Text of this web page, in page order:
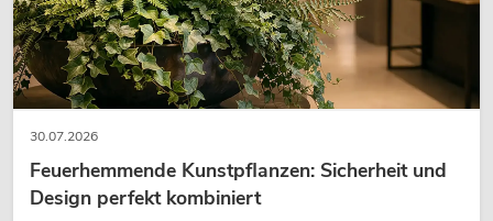
30.07.2026
Feuerhemmende Kunstpflanzen: Sicherheit und
Design perfekt kombiniert